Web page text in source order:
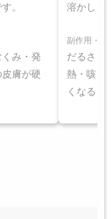
。
み・発
膚が硬
溶かし、
副作用・リ
だるさ・
熱・咳・
くなる